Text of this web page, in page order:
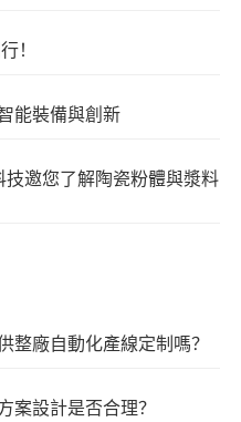
！
能裝備與創新
邀您了解陶瓷粉體與漿料
整廠自動化產線定制嗎？
案設計是否合理？